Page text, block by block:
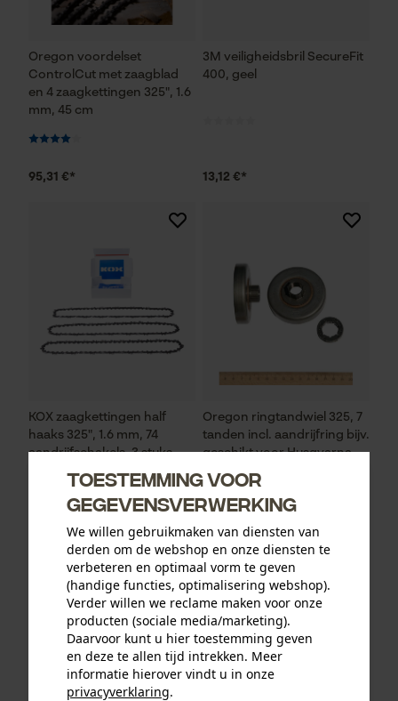
Oregon voordelset
ControlCut met zaagblad
en 4 zaagkettingen 325", 1.6
mm, 45 cm
95,31 €*
3M veiligheidsbril SecureFit
400, geel
13,12 €*
KOX zaagkettingen half
haaks 325", 1.6 mm, 74
aandrijfschakels, 3 stuks
Oregon ringtandwiel 325, 7
tanden incl. aandrijfring bijv.
geschikt voor Husqvarna
Toestemming voor
gegevensverwerking
We willen gebruikmaken van diensten van
derden om de webshop en onze diensten te
verbeteren en optimaal vorm te geven
(handige functies, optimalisering webshop).
Verder willen we reclame maken voor onze
producten (sociale media/marketing).
Daarvoor kunt u hier toestemming geven
en deze te allen tijd intrekken. Meer
informatie hierover vindt u in onze
privacyverklaring.